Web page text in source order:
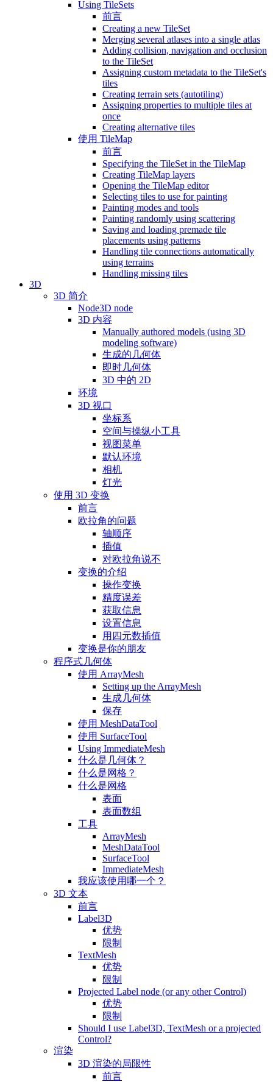
Using TileSets
前言
Creating a new TileSet
Merging several atlases into a single atlas
Adding collision, navigation and occlusion
to the TileSet
Assigning custom metadata to the TileSet's
tiles
Creating terrain sets (autotiling)
Assigning properties to multiple tiles at
once
Creating alternative tiles
使用 TileMap
前言
Specifying the TileSet in the TileMap
Creating TileMap layers
Opening the TileMap editor
Selecting tiles to use for painting
Painting modes and tools
Painting randomly using scattering
Saving and loading premade tile
placements using patterns
Handling tile connections automatically
using terrains
Handling missing tiles
3D
3D 简介
Node3D node
3D 内容
Manually authored models (using 3D
modeling software)
生成的几何体
即时几何体
3D 中的 2D
环境
3D 视口
坐标系
空间与操纵小工具
视图菜单
默认环境
相机
灯光
使用 3D 变换
前言
欧拉角的问题
轴顺序
插值
对欧拉角说不
变换的介绍
操作变换
精度误差
获取信息
设置信息
用四元数插值
变换是你的朋友
程序式几何体
使用 ArrayMesh
Setting up the ArrayMesh
生成几何体
保存
使用 MeshDataTool
使用 SurfaceTool
Using ImmediateMesh
什么是几何体？
什么是网格？
什么是网格
表面
表面数组
工具
ArrayMesh
MeshDataTool
SurfaceTool
ImmediateMesh
我应该使用哪一个？
3D 文本
前言
Label3D
优势
限制
TextMesh
优势
限制
Projected Label node (or any other Control)
优势
限制
Should I use Label3D, TextMesh or a projected
Control?
渲染
3D 渲染的局限性
前言